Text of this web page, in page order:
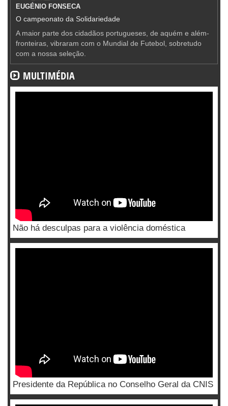
EUGÉNIO FONSECA
O campeonato da Solidariedade
A maior parte dos cidadãos portugueses, de aquém e além-
fronteiras, vibraram com o Mundial de Futebol, sobretudo
com a nossa seleção.
MULTIMÉDIA
Não há desculpas para a violência doméstica
Presidente da República no Conselho Geral da CNIS